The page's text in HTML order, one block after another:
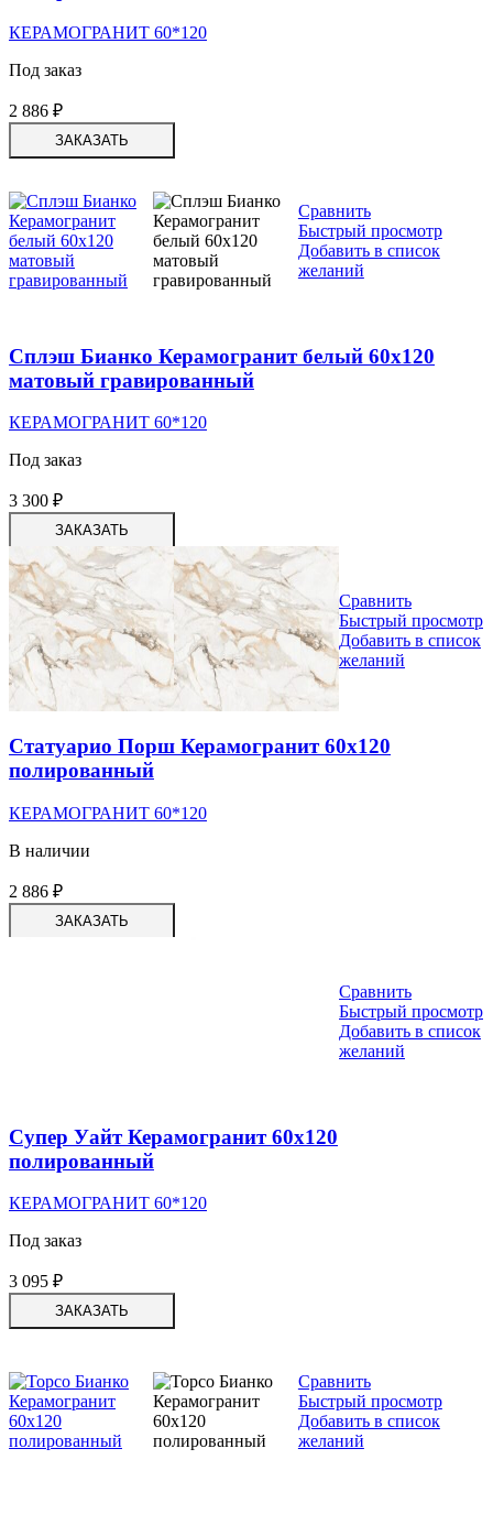
КЕРАМОГРАНИТ 60*120
Под заказ
2 886 ₽
ЗАКАЗАТЬ
Сравнить
Быстрый просмотр
Добавить в список
желаний
Сплэш Бианко Керамогранит белый 60х120
матовый гравированный
КЕРАМОГРАНИТ 60*120
Под заказ
3 300 ₽
ЗАКАЗАТЬ
Сравнить
Быстрый просмотр
Добавить в список
желаний
Статуарио Порш Керамогранит 60х120
полированный
КЕРАМОГРАНИТ 60*120
В наличии
2 886 ₽
ЗАКАЗАТЬ
Сравнить
Быстрый просмотр
Добавить в список
желаний
Супер Уайт Керамогранит 60х120
полированный
КЕРАМОГРАНИТ 60*120
Под заказ
3 095 ₽
ЗАКАЗАТЬ
Сравнить
Быстрый просмотр
Добавить в список
желаний